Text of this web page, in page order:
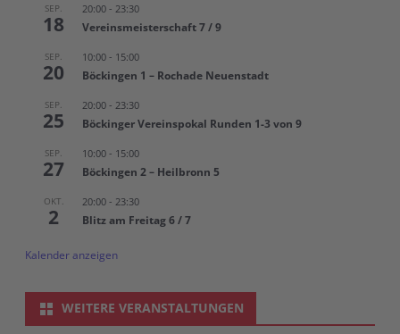
SEP.
18
20:00 - 23:30
Vereinsmeisterschaft 7 / 9
SEP.
20
10:00 - 15:00
Böckingen 1 – Rochade Neuenstadt
SEP.
25
20:00 - 23:30
Böckinger Vereinspokal Runden 1-3 von 9
SEP.
27
10:00 - 15:00
Böckingen 2 – Heilbronn 5
OKT.
2
20:00 - 23:30
Blitz am Freitag 6 / 7
Kalender anzeigen
WEITERE VERANSTALTUNGEN